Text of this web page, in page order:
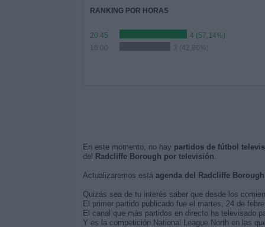
RANKING POR HORAS
20:45
4 (57,14%)
16:00
3 (42,86%)
En este momento, no hay partidos de fútbol
del
Radcliffe Borough por televisión.
Actualizaremos está agenda del Radcliffe
Quizás sea de tu interés saber que desde los
El primer partido publicado fue el martes, 24 de
El canal que más partidos en directo ha televisado
Y es la competición National League North en las